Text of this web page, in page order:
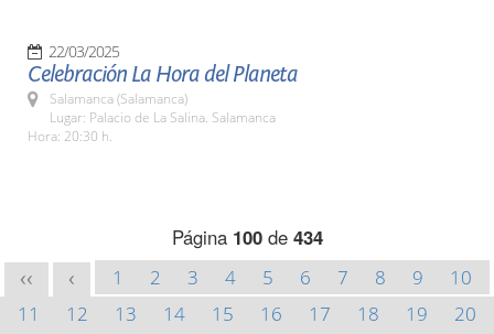
22/03/2025
Celebración La Hora del Planeta
Salamanca (Salamanca)
Lugar: Palacio de La Salina. Salamanca
Hora: 20:30 h.
Página 100de 434
<< < 1 2 3 4 5 6 7 8 9
10
11
12 13 14 15 16 17 18 19
20